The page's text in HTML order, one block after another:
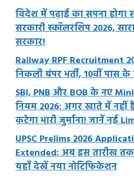
विदेश में पढ़ाई का सपना होगा
सरकारी स्कॉलरशिप 2026,
सरकार!
Railway RPF Recruitment
निकली बंपर भर्ती, 10वीं पास
SBI, PNB और BOB के नए
नियम 2026: अगर खाते में नहीं
कटेगा भारी जुर्माना! जानें नई
UPSC Prelims 2026
Extended: अब इस तारीख
यहाँ देखें नया नोटिफिकेशन